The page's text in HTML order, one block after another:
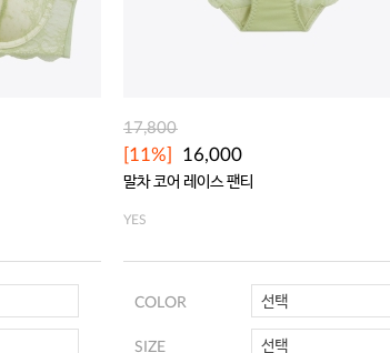
17,800
[11%] 16,000
말차 코어 레이스 팬티
YES
COLOR 선택
SIZE 선택